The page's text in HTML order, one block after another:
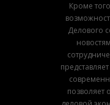
Кроме
Делового
позволяет